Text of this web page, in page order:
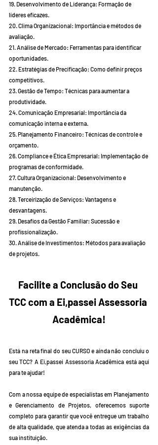
19. Desenvolvimento de Liderança: Formação de
líderes eficazes.
20. Clima Organizacional: Importância e métodos de
avaliação.
21. Análise de Mercado: Ferramentas para identificar
oportunidades.
22. Estratégias de Precificação: Como definir preços
competitivos.
23. Gestão de Tempo: Técnicas para aumentar a
produtividade.
24. Comunicação Empresarial: Importância da
comunicação interna e externa.
25. Planejamento Financeiro: Técnicas de controle e
orçamento.
26. Compliance e Ética Empresarial: Implementação de
programas de conformidade.
27. Cultura Organizacional: Desenvolvimento e
manutenção.
28. Terceirização de Serviços: Vantagens e
desvantagens.
29. Desafios da Gestão Familiar: Sucessão e
profissionalização.
30. Análise de Investimentos: Métodos para avaliação
de projetos.
Facilite a Conclusão do Seu
TCC com a Ei,passei Assessoria
Acadêmica!
Está na reta final do seu CURSO e ainda não concluiu o
seu TCC? A Ei,passei Assessoria Acadêmica está aqui
para te ajudar!
Com a nossa equipe de especialistas em Planejamento
e Gerenciamento de Projetos, oferecemos suporte
completo para garantir que você entregue um trabalho
de alta qualidade, que atenda a todas as exigências da
sua instituição.